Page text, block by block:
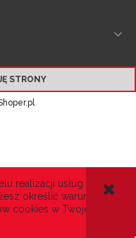
realizacji usług i
określić warunki
cookies w Twojej
STRONY